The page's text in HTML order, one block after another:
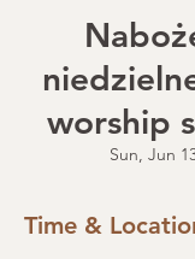
worship
Sun, Jun
Time &